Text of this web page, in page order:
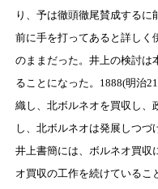
り、予は徹頭徹尾賛成する
前に手を打ってあると詳しく
のままだった。井上の検討は
ることになった。1888(明治
織し、北ボルネオを買収し、
し、北ボルネオは発展しつづ
井上書簡には、ボルネオ買収
オ買収の工作を続けているこ